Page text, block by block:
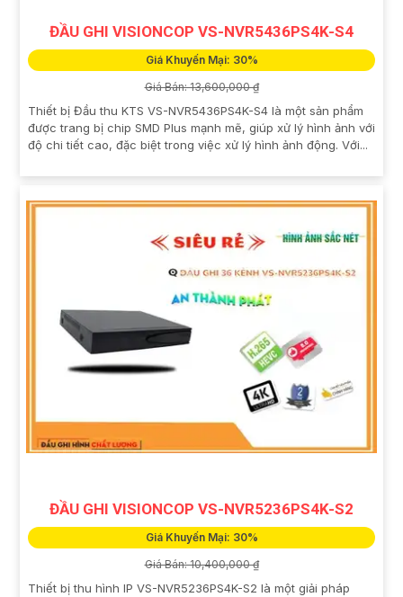
ĐẦU GHI VISIONCOP VS-NVR5436PS4K-S4
Giá Khuyến Mại: 30%
Giá Bán: 13,600,000 ₫
Thiết bị Đầu thu KTS VS-NVR5436PS4K-S4 là một sản phẩm
được trang bị chip SMD Plus mạnh mẽ, giúp xử lý hình ảnh với
độ chi tiết cao, đặc biệt trong việc xử lý hình ảnh động. Với...
ĐẦU GHI VISIONCOP VS-NVR5236PS4K-S2
Giá Khuyến Mại: 30%
Giá Bán: 10,400,000 ₫
Thiết bị thu hình IP VS-NVR5236PS4K-S2 là một giải pháp